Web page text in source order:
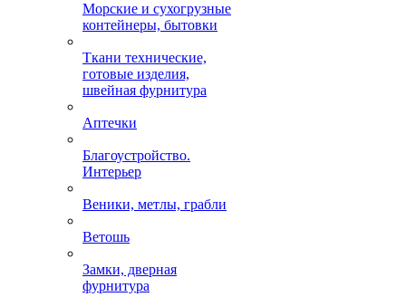
Морские и сухогрузные
контейнеры, бытовки
Ткани технические,
готовые изделия,
швейная фурнитура
Аптечки
Благоустройство.
Интерьер
Веники, метлы, грабли
Ветошь
Замки, дверная
фурнитура